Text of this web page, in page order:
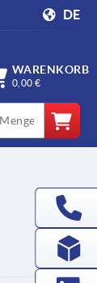
DE
WARENKORB
0,00 €